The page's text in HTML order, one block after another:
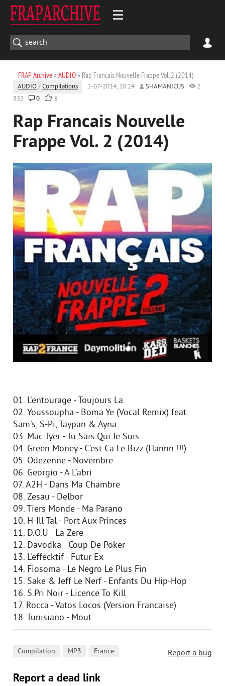
FRAP Archive» AUDIO» Rap Francais Nouvelle Frappe Vol. 2 (2014)
AUDIO /Compilations 1-07-2014, 20:24 SHAMANICUS
2
832
0 8
Rap Francais Nouvelle
Frappe Vol. 2 (2014)
01. L'entourage - Toujours Lа
02. Youssoupha - Boma Ye (Vocal Remix) feat.
Sam's, S-Pi, Taypan & Ayna
03. Mac Tyer - Tu Sais Qui Je Suis
04. Green Money - C'est Ca Le Bizz (Hannn !!!)
05. Odezenne - Novembre
06. Georgio - A L'abri
07. A2H - Dans Ma Chambre
08. Zesau - Delbor
09. Tiers Monde - Ma Parano
10. H-Ill Tal - Port Aux Princes
11. D.O.U - La Zere
12. Davodka - Coup De Poker
13. L'effecktif - Futur Ex
14. Fiosoma - Le Negro Le Plus Fin
15. Sake & Jeff Le Nerf - Enfants Du Hip-Hop
16. S.Pri Noir - Licence To Kill
17. Rocca - Vatos Locos (Version Francaise)
18. Tunisiano - Mout
Report a bug
Compilation MP3 France
Report a dead link